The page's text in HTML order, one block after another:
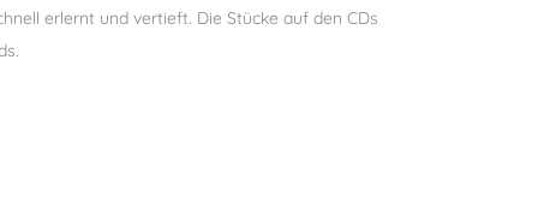
erlernt und vertieft. Die Stücke auf den CDs